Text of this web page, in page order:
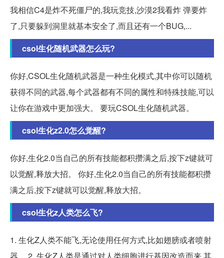
我相信C4是炸不死僵尸的,我玩竞技,沙漠2我看炸 弹要炸
了,只要躲到洞里就基本安全了,而且还有一个BUG,...
csol生化随机武器怎么玩?
你好,CSOL生化随机武器是一种生化模式,其中你可以随机
获得不同的武器,每个武器都有不同的属性和特殊技能,可以
让你在游戏中更加强大。 要玩CSOL生化随机武器。
csol生化z2.0怎么觉醒?
你好,生化2.0当自己的所有技能都积攒满之后,按下z键就可
以觉醒,释放大招。 你好,生化2.0当自己的所有技能都积攒
满之后,按下z键就可以觉醒,释放大招。
csol生化z人类怎么飞?
1. 生化Z人类不能飞,无论使用任何方式,比如翅膀或者喷射
器。 2. 生化Z人类是通过对人类细胞进行基因改造而来,其